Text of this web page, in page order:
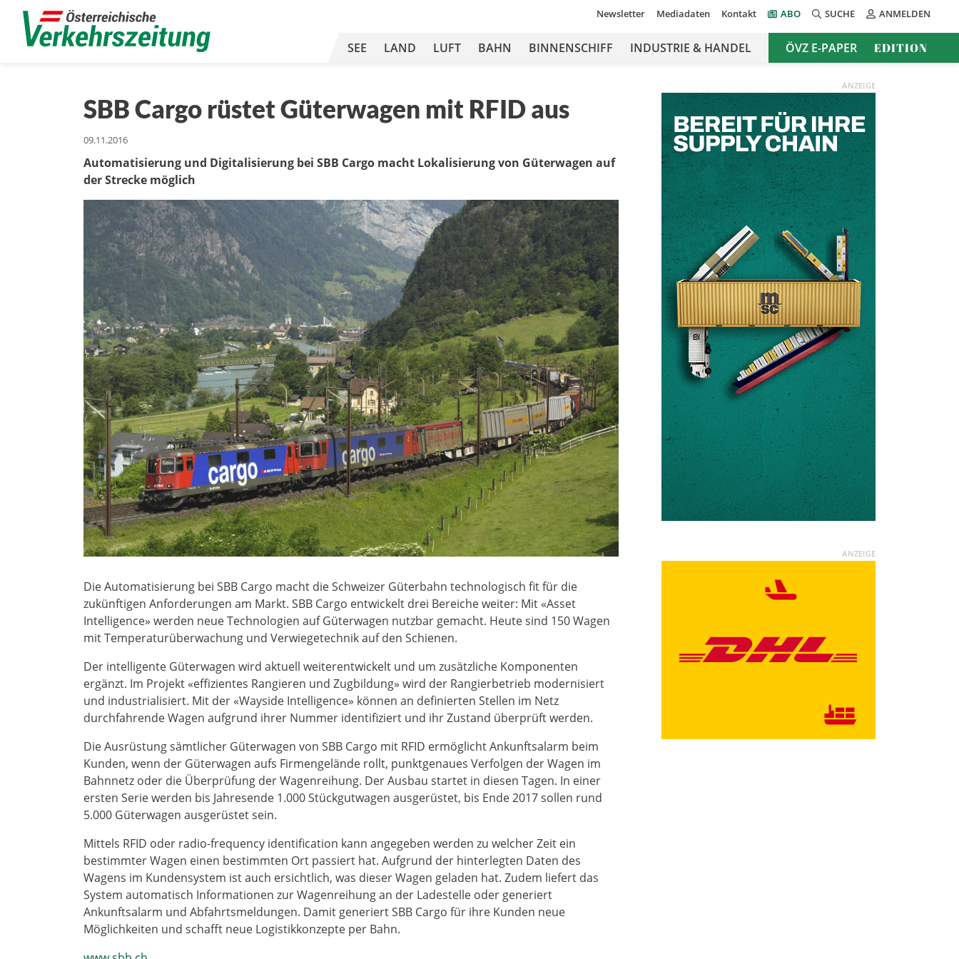
Newsletter Mediadaten Kontakt ABO SUCHE ANMELDEN
SEE LAND LUFT BAHN BINNENSCHIFF INDUSTRIE & HANDEL ÖVZ E-PAPER EDITION
SBB Cargo rüstet Güterwagen mit RFID aus
09.11.2016
Automatisierung und Digitalisierung bei SBB Cargo macht Lokalisierung von Güterwagen auf
der Strecke möglich
Die Automatisierung bei SBB Cargo macht die Schweizer Güterbahn technologisch fit für die
zukünftigen Anforderungen am Markt. SBB Cargo entwickelt drei Bereiche weiter: Mit «Asset
Intelligence» werden neue Technologien auf Güterwagen nutzbar gemacht. Heute sind 150 Wagen
mit Temperaturüberwachung und Verwiegetechnik auf den Schienen.
Der intelligente Güterwagen wird aktuell weiterentwickelt und um zusätzliche Komponenten
ergänzt. Im Projekt «effizientes Rangieren und Zugbildung» wird der Rangierbetrieb modernisiert
und industrialisiert. Mit der «Wayside Intelligence» können an definierten Stellen im Netz
durchfahrende Wagen aufgrund ihrer Nummer identifiziert und ihr Zustand überprüft werden.
Die Ausrüstung sämtlicher Güterwagen von SBB Cargo mit RFID ermöglicht Ankunftsalarm beim
Kunden, wenn der Güterwagen aufs Firmengelände rollt, punktgenaues Verfolgen der Wagen im
Bahnnetz oder die Überprüfung der Wagenreihung. Der Ausbau startet in diesen Tagen. In einer
ersten Serie werden bis Jahresende 1.000 Stückgutwagen ausgerüstet, bis Ende 2017 sollen rund
5.000 Güterwagen ausgerüstet sein.
Mittels RFID oder radio-frequency identification kann angegeben werden zu welcher Zeit ein
bestimmter Wagen einen bestimmten Ort passiert hat. Aufgrund der hinterlegten Daten des
Wagens im Kundensystem ist auch ersichtlich, was dieser Wagen geladen hat. Zudem liefert das
System automatisch Informationen zur Wagenreihung an der Ladestelle oder generiert
Ankunftsalarm und Abfahrtsmeldungen. Damit generiert SBB Cargo für ihre Kunden neue
Möglichkeiten und schafft neue Logistikkonzepte per Bahn.
ANZEIGE
ANZEIGE